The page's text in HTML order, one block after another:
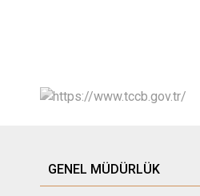
GENEL MÜDÜRLÜK